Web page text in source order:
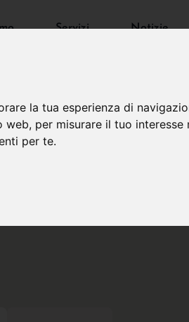
la tua esperienza di
web, per misurare il tuo
per te.
Servizi Notizie